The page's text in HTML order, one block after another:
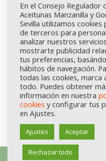
Calidad certificada por
© Consejo
En el Consejo Regulador
Aceitunas Manzanilla y
Sevilla utilizamos cookies
de terceros para
analizar nuestros
mostrarte publicidad
tus preferencias,
hábitos de navegación.
todas las cookies, marca
todo. Puedes obtener
información en nuestra
cookies y configurar tus
en Ajustes.
Ajustes Aceptar
Rechazar todo